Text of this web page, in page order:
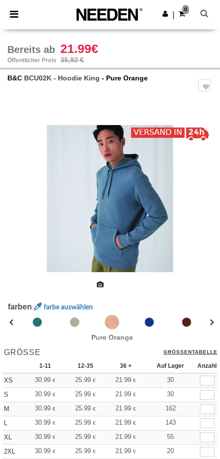
× Needen App
Bessere Preise in der App!
App holen
0
Bereits ab 21.99€
Öffentlicher Preis 35,92 €
B&C BCU02K - Hoodie King - Pure Orange
farben farbe auswählen
Pure Orange
GRÖSSE GRÖSSENTABELLE
1-11 12-35 36 + Auf Lager Anzahl
XS 30.99 € 25.99 € 21.99 €
30
S
30.99 € 25.99 € 21.99 €
30
M
30.99 € 25.99 € 21.99 €
162
L
30.99 € 25.99 € 21.99 €
143
XL
30.99 € 25.99 € 21.99 €
55
2XL
30.99 € 25.99 € 21.99 €
20